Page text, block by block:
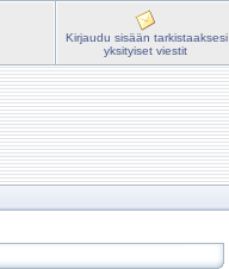
Kirjaudu sisään tarkistaaksesi
yksityiset viestit